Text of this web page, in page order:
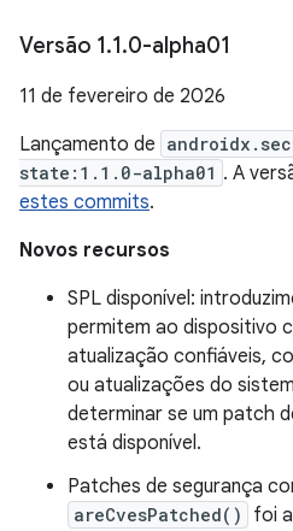
Versão 1.1.0-alpha01
11 de fevereiro de 2026
Lançamento de
state:1.1.0-alpha01 . A
estes commits.
Novos recursos
SPL disponível:
permitem ao dispositivo
atualização confiáveis,
ou atualizações do
determinar se um patch
está disponível.
Patches de segurança
areCvesPatched()
foi